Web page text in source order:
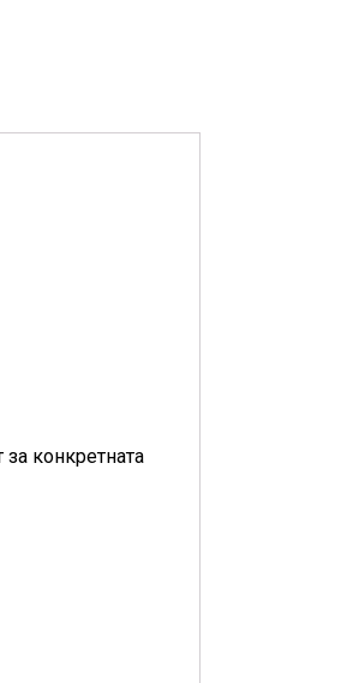
конкретната